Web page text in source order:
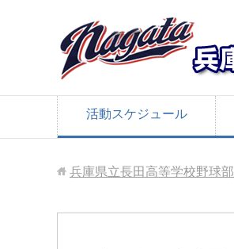
活動スケジュール
兵庫県立長田高等学校野球部